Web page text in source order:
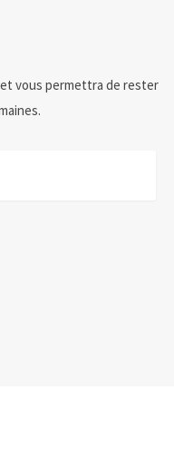
vous permettra de rester